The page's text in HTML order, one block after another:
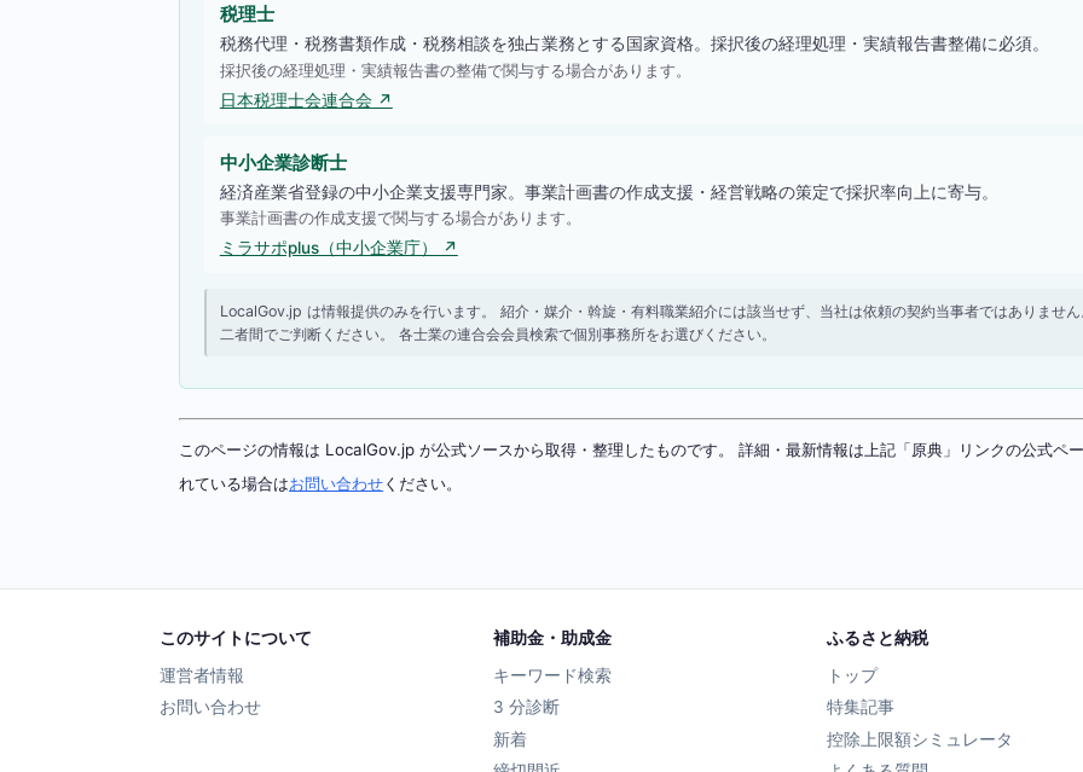
税理士
税務代理・税務書類作成・税務相談を独占業務とする国家資格。採択後の経理処理・実績報告書整備に必須。
採択後の経理処理・実績報告書の整備で関与する場合があります。
日本税理士会連合会 ↗
中小企業診断士
経済産業省登録の中小企業支援専門家。事業計画書の作成支援・経営戦略の策定で採択率向上に寄与。
事業計画書の作成支援で関与する場合があります。
ミラサポplus（中小企業庁） ↗
LocalGov.jp は情報提供のみを行います。 紹介・媒介・斡旋・有料職業紹介には該当せず、当社は依頼の契約当事者ではありませ
二者間でご判断ください。 各士業の連合会会員検索で個別事務所をお選びください。
このページの情報は LocalGov.jp が公式ソースから取得・整理したものです。 詳細・最新情報は上記「原典」リンクの公式ペ
れている場合はお問い合わせください。
このサイトについて
運営者情報
お問い合わせ
補助金・助成金
キーワード検索
3 分診断
新着
ふるさと納税
トップ
特集記事
控除上限額シミュレータ